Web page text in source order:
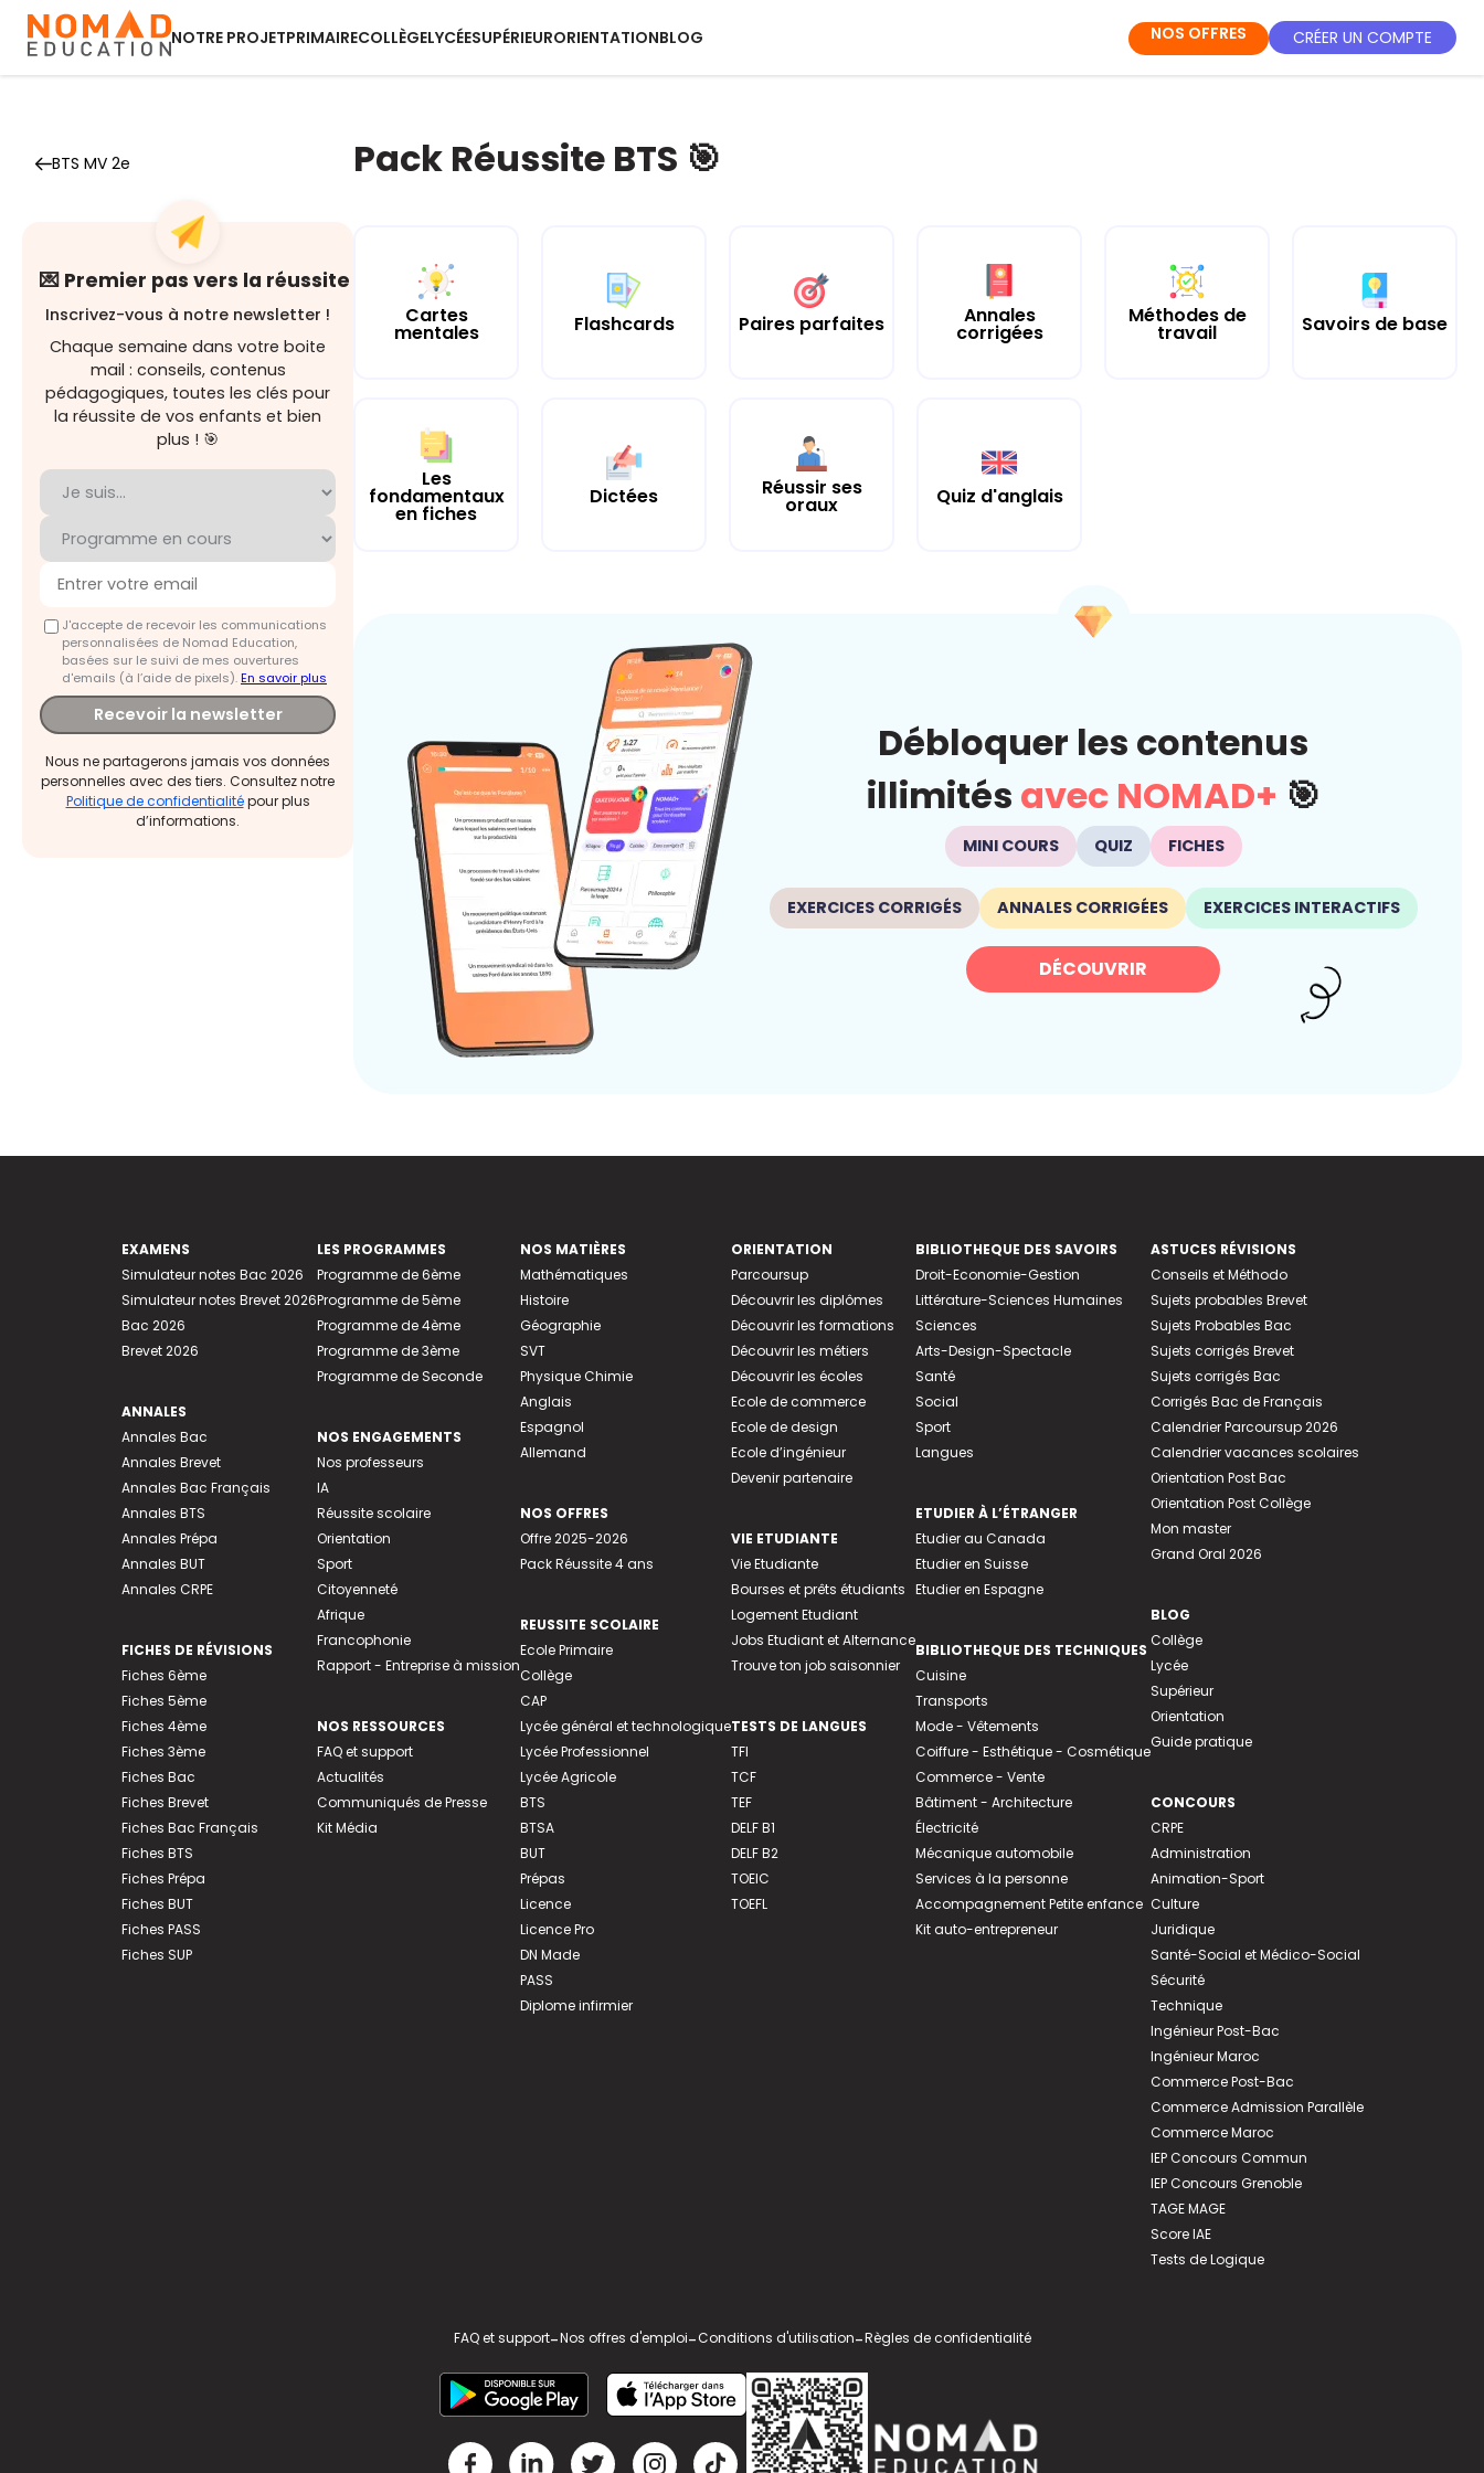
NOTRE PROJETPRIMAIRECOLLÈGELYCÉESUPÉRIEURORIENTATIONBLOG NOS OFFRES CRÉER UN COMPTE
BTS MV 2e
💌 Premier pas vers la réussite
Inscrivez-vous à notre newsletter !
Chaque semaine dans votre boite
mail : conseils, contenus
pédagogiques, toutes les clés pour
la réussite de vos enfants et bien
plus ! 🎯
J'accepte de recevoir les communications
personnalisées de Nomad Education,
basées sur le suivi de mes ouvertures
d'emails (à l’aide de pixels).En savoir plus
Recevoir la newsletter
Nous ne partagerons jamais vos données
personnelles avec des tiers. Consultez notre
Politique de confidentialitépour plus
d’informations.
Pack Réussite BTS 🎯
Cartes
mentales Flashcards Paires parfaites Annales
corrigées
Méthodes de
travail Savoirs de base
Les
fondamentaux
en fiches
Dictées Réussir ses
oraux Quiz d'anglais
Débloquer les contenus
illimités avec NOMAD+ 🎯
MINI COURS QUIZ FICHES
EXERCICES CORRIGÉS ANNALES CORRIGÉES EXERCICES INTERACTIFS
DÉCOUVRIR
EXAMENS
Simulateur notes Bac 2026
Simulateur notes Brevet 2026
Bac 2026
Brevet 2026
ANNALES
Annales Bac
Annales Brevet
Annales Bac Français
Annales BTS
Annales Prépa
Annales BUT
Annales CRPE
FICHES DE RÉVISIONS
Fiches 6ème
Fiches 5ème
Fiches 4ème
Fiches 3ème
Fiches Bac
Fiches Brevet
Fiches Bac Français
Fiches BTS
Fiches Prépa
Fiches BUT
Fiches PASS
Fiches SUP
LES PROGRAMMES
Programme de 6ème
Programme de 5ème
Programme de 4ème
Programme de 3ème
Programme de Seconde
NOS ENGAGEMENTS
Nos professeurs
IA
Réussite scolaire
Orientation
Sport
Citoyenneté
Afrique
Francophonie
Rapport - Entreprise à mission
NOS RESSOURCES
FAQ et support
Actualités
Communiqués de Presse
Kit Média
NOS MATIÈRES
Mathématiques
Histoire
Géographie
SVT
Physique Chimie
Anglais
Espagnol
Allemand
NOS OFFRES
Offre 2025-2026
Pack Réussite 4 ans
REUSSITE SCOLAIRE
Ecole Primaire
Collège
CAP
Lycée général et technologique
Lycée Professionnel
Lycée Agricole
BTS
BTSA
BUT
Prépas
Licence
Licence Pro
DN Made
PASS
Diplome infirmier
ORIENTATION
Parcoursup
Découvrir les diplômes
Découvrir les formations
Découvrir les métiers
Découvrir les écoles
Ecole de commerce
Ecole de design
Ecole d’ingénieur
Devenir partenaire
VIE ETUDIANTE
Vie Etudiante
Bourses et prêts étudiants
Logement Etudiant
Jobs Etudiant et Alternance
Trouve ton job saisonnier
TESTS DE LANGUES
TFI
TCF
TEF
DELF B1
DELF B2
TOEIC
TOEFL
BIBLIOTHEQUE DES SAVOIRS
Droit-Economie-Gestion
Littérature-Sciences Humaines
Sciences
Arts-Design-Spectacle
Santé
Social
Sport
Langues
ETUDIER À L’ÉTRANGER
Etudier au Canada
Etudier en Suisse
Etudier en Espagne
BIBLIOTHEQUE DES TECHNIQUES
Cuisine
Transports
Mode - Vêtements
Coiffure - Esthétique - Cosmétique
Commerce - Vente
Bâtiment - Architecture
Électricité
Mécanique automobile
Services à la personne
Accompagnement Petite enfance
Kit auto-entrepreneur
ASTUCES RÉVISIONS
Conseils et Méthodo
Sujets probables Brevet
Sujets Probables Bac
Sujets corrigés Brevet
Sujets corrigés Bac
Corrigés Bac de Français
Calendrier Parcoursup 2026
Calendrier vacances scolaires
Orientation Post Bac
Orientation Post Collège
Mon master
Grand Oral 2026
BLOG
Collège
Lycée
Supérieur
Orientation
Guide pratique
CONCOURS
CRPE
Administration
Animation-Sport
Culture
Juridique
Santé-Social et Médico-Social
Sécurité
Technique
Ingénieur Post-Bac
Ingénieur Maroc
Commerce Post-Bac
Commerce Admission Parallèle
Commerce Maroc
IEP Concours Commun
IEP Concours Grenoble
TAGE MAGE
Score IAE
Tests de Logique
FAQ et support-Nos offres d'emploi-Conditions d'utilisation-Règles de confidentialité